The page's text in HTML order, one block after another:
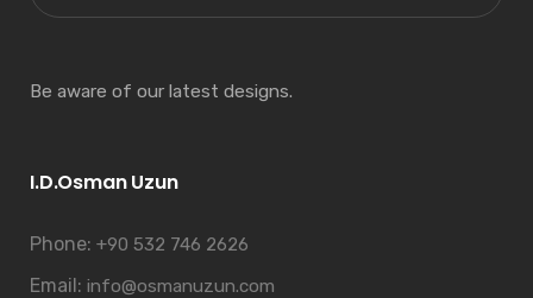
Be aware of our latest designs.
I.D.Osman Uzun
Phone: +90 532 746 2626
Email: info@osmanuzun.com